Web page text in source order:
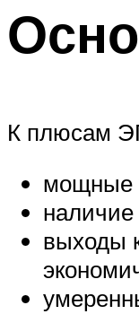
К плюсам
мощные
выходы